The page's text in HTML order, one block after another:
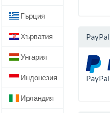
Гърция
Хърватия
Унгария
Индонезия
Ирландия
PayPal
PayPal